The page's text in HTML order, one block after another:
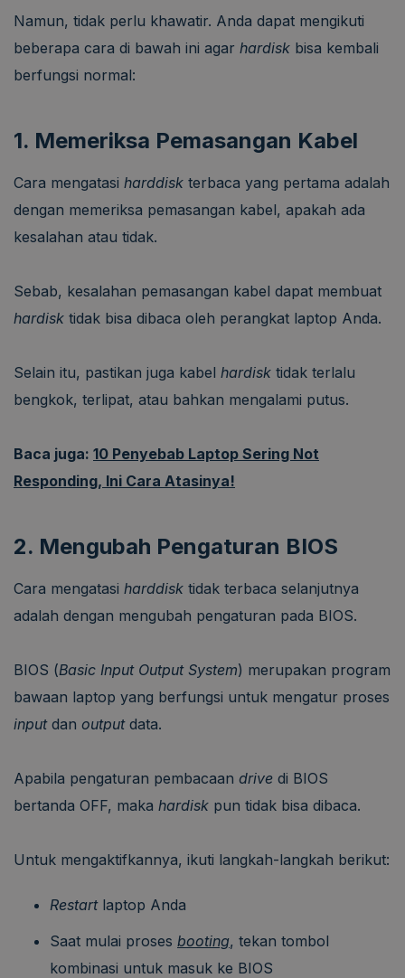
Namun, tidak perlu khawatir. Anda dapat mengikuti
beberapa cara di bawah ini agar hardisk bisa kembali
berfungsi normal:
1. Memeriksa Pemasangan Kabel
Cara mengatasi harddisk terbaca yang pertama adalah
dengan memeriksa pemasangan kabel, apakah ada
kesalahan atau tidak.
Sebab, kesalahan pemasangan kabel dapat membuat
hardisk tidak bisa dibaca oleh perangkat laptop Anda.
Selain itu, pastikan juga kabel hardisk tidak terlalu
bengkok, terlipat, atau bahkan mengalami putus.
Baca juga: 10 Penyebab Laptop Sering Not
Responding, Ini Cara Atasinya!
2. Mengubah Pengaturan BIOS
Cara mengatasi harddisk tidak terbaca selanjutnya
adalah dengan mengubah pengaturan pada BIOS.
BIOS (Basic Input Output System) merupakan program
bawaan laptop yang berfungsi untuk mengatur proses
input dan outputdata.
Apabila pengaturan pembacaan drive di BIOS
bertanda OFF, maka hardisk pun tidak bisa dibaca.
Untuk mengaktifkannya, ikuti langkah-langkah berikut:
Restartlaptop Anda
Saat mulai proses booting, tekan tombol
kombinasi untuk masuk ke BIOS